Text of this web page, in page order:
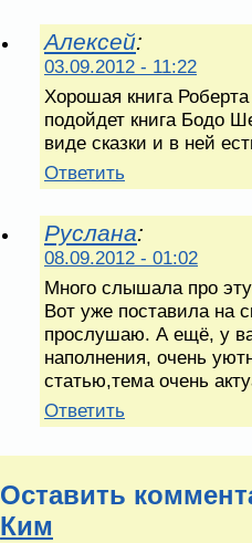
Алексей:
03.09.2012 - 11:22
Хорошая книга
подойдет книга Бодо
виде сказки и в ней
Ответить
Руслана:
08.09.2012 - 01:02
Много слышала про
Вот уже поставила на
прослушаю. А ещё, у
наполнения, очень
статью,тема очень
Ответить
Оставить
Ким